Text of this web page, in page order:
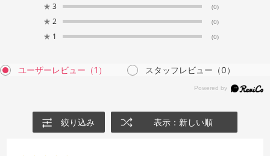
★ 3 (0)
★ 2 (0)
★ 1 (0)
ユーザーレビュー （1） スタッフレビュー （0）
絞り込み 表示：新しい順